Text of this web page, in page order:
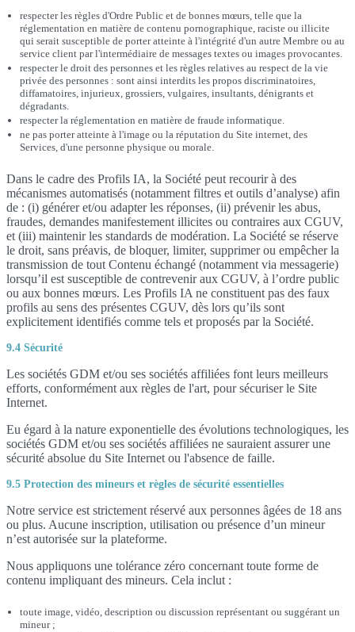
respecter les règles d'Ordre Public et de bonnes mœurs, telle que la
réglementation en matière de contenu pornographique, raciste ou illicite
qui serait susceptible de porter atteinte à l'intégrité d'un autre Membre ou au
service client par l'intermédiaire de messages textes ou images provocantes.
respecter le droit des personnes et les règles relatives au respect de la vie
privée des personnes : sont ainsi interdits les propos discriminatoires,
diffamatoires, injurieux, grossiers, vulgaires, insultants, dénigrants et
dégradants.
respecter la réglementation en matière de fraude informatique.
ne pas porter atteinte à l'image ou la réputation du Site internet, des
Services, d'une personne physique ou morale.
Dans le cadre des Profils IA, la Société peut recourir à des
mécanismes automatisés (notamment filtres et outils d’analyse) afin
de : (i) générer et/ou adapter les réponses, (ii) prévenir les abus,
fraudes, demandes manifestement illicites ou contraires aux CGUV,
et (iii) maintenir les standards de modération. La Société se réserve
le droit, sans préavis, de bloquer, limiter, supprimer ou empêcher la
transmission de tout Contenu échangé (notamment via messagerie)
lorsqu’il est susceptible de contrevenir aux CGUV, à l’ordre public
ou aux bonnes mœurs. Les Profils IA ne constituent pas des faux
profils au sens des présentes CGUV, dès lors qu’ils sont
explicitement identifiés comme tels et proposés par la Société.
9.4 Sécurité
Les sociétés GDM et/ou ses sociétés affiliées font leurs meilleurs
efforts, conformément aux règles de l'art, pour sécuriser le Site
Internet.
Eu égard à la nature exponentielle des évolutions technologiques, les
sociétés GDM et/ou ses sociétés affiliées ne sauraient assurer une
sécurité absolue du Site Internet ou l'absence de faille.
9.5 Protection des mineurs et règles de sécurité essentielles
Notre service est strictement réservé aux personnes âgées de 18 ans
ou plus. Aucune inscription, utilisation ou présence d’un mineur
n’est autorisée sur la plateforme.
Nous appliquons une tolérance zéro concernant toute forme de
contenu impliquant des mineurs. Cela inclut :
toute image, vidéo, description ou discussion représentant ou suggérant un
mineur ;